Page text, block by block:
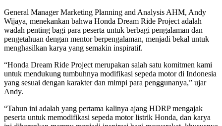
General Manager Marketing Planning and Analysis AHM, Andy
Wijaya, menekankan bahwa Honda Dream Ride Project adalah
wadah penting bagi para peserta untuk berbagi pengalaman dan
pengetahuan dengan mentor berpengalaman, menjadi bekal untuk
menghasilkan karya yang semakin inspiratif.
“Honda Dream Ride Project merupakan salah satu komitmen kami
untuk mendukung tumbuhnya modifikasi sepeda motor di Indonesia
yang sesuai dengan karakter dan mimpi para penggunanya,” ujar
Andy.
“Tahun ini adalah yang pertama kalinya ajang HDRP mengajak
peserta untuk memodifikasi sepeda motor listrik Honda, dan karya